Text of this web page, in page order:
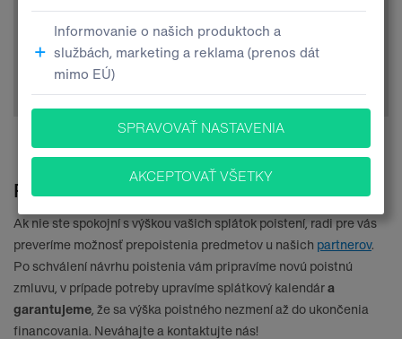
Tip pre vás:Využite naše kompletné služby!
Prepoistenie
Ak nie ste spokojní s výškou vašich splátok poistení, radi pre vás
preveríme možnosť prepoistenia predmetov u našich partnerov.
Po schválení návrhu poistenia vám pripravíme novú poistnú
zmluvu, v prípade potreby upravíme splátkový kalendára
garantujeme , že sa výška poistného nezmení až do ukončenia
financovania. Neváhajte a kontaktujte nás!